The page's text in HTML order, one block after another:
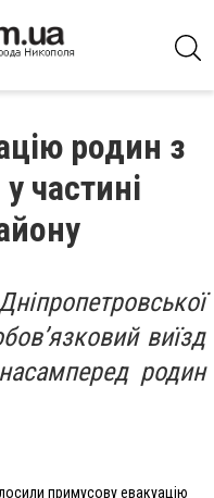
родин з
частині
виїзд
родин
примусову евакуацію